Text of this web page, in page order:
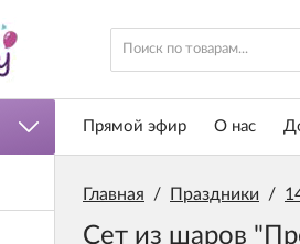
Прямой эфир О нас
Главная / Праздники /
Сет из шаров